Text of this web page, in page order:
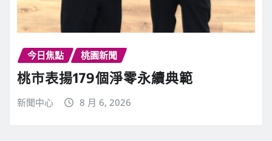
今日焦點 桃園新聞
桃市表揚179個淨零永續典範
新聞中心 8 月 6, 2026